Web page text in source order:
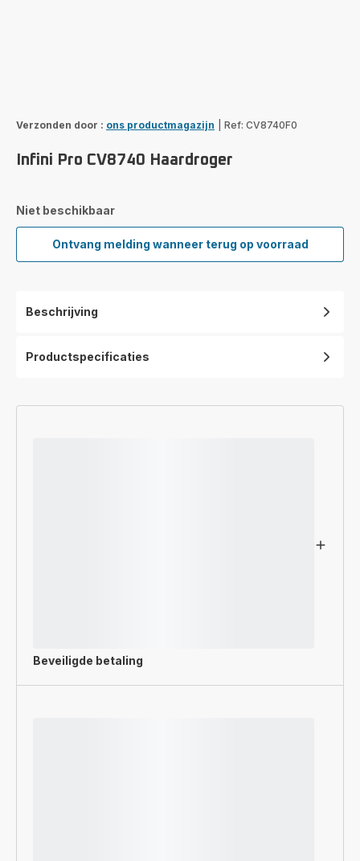
Verzonden door : ons productmagazijn Ref: CV8740F0
Infini Pro CV8740 Haardroger
Niet beschikbaar
Ontvang melding wanneer terug op voorraad
Infini
Pro
Beschrijving
Productspecificaties
Beveiligde betaling